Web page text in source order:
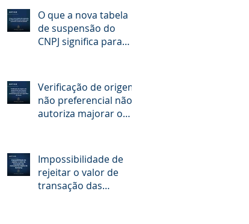
O que a nova tabela
de suspensão do
CNPJ significa para
Verificação de origem
não preferencial não
autoriza majorar o
específico do Gecex
Impossibilidade de
rejeitar o valor de
transação das